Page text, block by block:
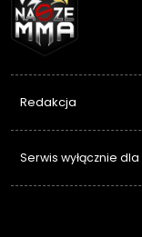
Redakcja
Serwis wyłącznie